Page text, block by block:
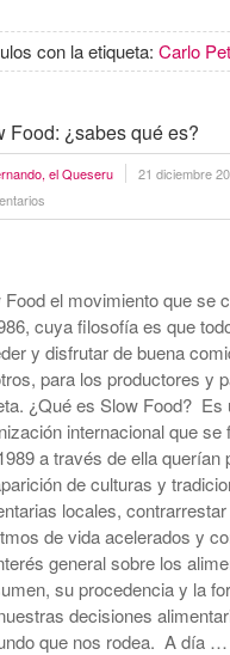
con la etiqueta: Carlo
Food: ¿sabes qué es?
el Queseru
21 diciembre
Food el movimiento que se
cuya filosofía es que
y disfrutar de buena
para los productores y
¿Qué es Slow Food? Es
internacional que se
a través de ella querían
de culturas y
locales,
de vida acelerados y
general sobre los
su procedencia y la
decisiones
que nos rodea. A día …